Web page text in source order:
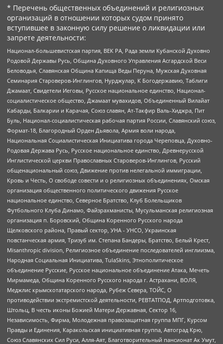
* Перечень общественных объединений и религиозных
организаций в отношении которых судом принято
вступившее в законную силу решение о ликвидации или
запрете деятельности:
Национал-большевистская партия, ВЕК РА, Рада земли Кубанской Духовно
Родовой Державы Русь, Община Духовного Управления Асгардской Веси
Беловодья, Славянская Община Капища Веды Перуна, Мужская Духовная
Семинария Староверов-Инглингов, Нурджулар, К Богодержавию, Таблиги
Джамаат, Свидетели Иеговы, Русское национальное единство, Национал-
социалистическое общество, Джамаат мувахидов, Объединенный Вилайат
Кабарды, Балкарии и Карачая, Союз славян, Ат-Такфир Валь-Хиджра, Пит
Буль, Национал-социалистическая рабочая партия России, Славянский союз,
Формат-18, Благородный Орден Дьявола, Армия воли народа,
Национальная Социалистическая Инициатива города Череповца, Духовно-
Родовая Держава Русь, Русское национальное единство, Древнерусской
Инглистической церкви Православных Староверов-Инглингов, Русский
общенациональный союз, Движение против нелегальной иммиграции,
Кровь и Честь, О свободе совести и о религиозных объединениях, Омская
организация общественного политического движения Русское
национальное единство, Северное Братство, Клуб Болельщиков
Футбольного Клуба Динамо, Файзрахманисты, Мусульманская религиозная
организация п. Боровский, Община Коренного Русского народа
Щелковского района, Правый сектор, УНА - УНСО, Украинская
повстанческая армия, Тризуб им. Степана Бандеры, Братство, Белый Крест,
Misanthropic division, Религиозное объединение последователей инглиизма,
Народная Социальная Инициатива, TulaSkins, Этнополитическое
объединение Русские, Русское национальное объединение Атака, Мечеть
Мирмамеда, Община Коренного Русского народа г. Астрахани, ВОЛЯ,
Меджлис крымскотатарского народа, Рубеж Севера, ТОЙС, О
противодействии экстремистской деятельности, РЕВТАТПОД, Артподготовка,
Штольц, В честь иконы Божией Матери Державная, Сектор 16,
Независимость, Фирма, Молодежная правозащитная группа МПГ, Курсом
Правды и Единения, Каракольская инициативная группа, Автоград Крю,
Союз Славянских Сил Руси, Алля-Аят, Благотворительный пансионат Ак Умут,